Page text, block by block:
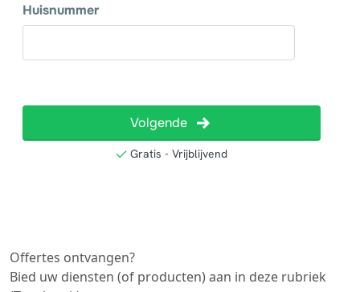
Offertes ontvangen?
Bied uw diensten (of producten) aan in deze rubriek